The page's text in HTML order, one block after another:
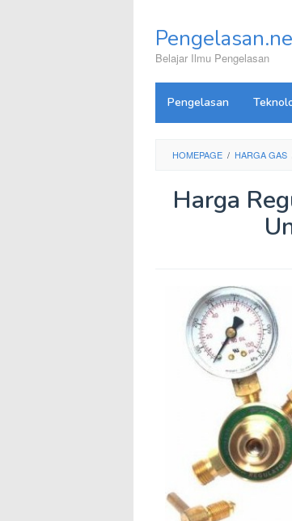
content
Belajar Ilmu Pengelasan
Pengelasan
HOMEPAGE / HARGA GAS
Harga